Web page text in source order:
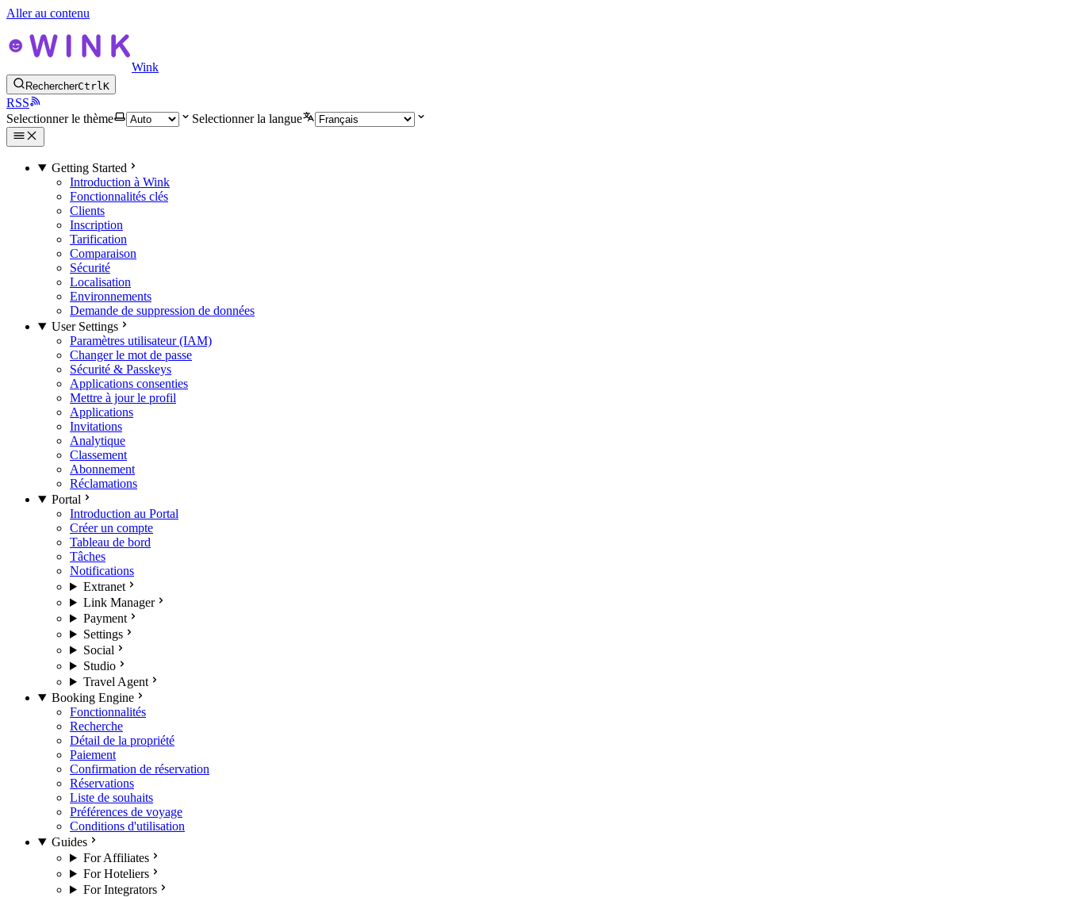
Aller au contenu
Wink
RechercherCtrlK
RSS
Selectionner le thème
Selectionner la langue
Getting Started
Introduction à Wink
Fonctionnalités clés
Clients
Inscription
Tarification
Comparaison
Sécurité
Localisation
Environnements
Demande de suppression de données
User Settings
Paramètres utilisateur (IAM)
Changer le mot de passe
Sécurité & Passkeys
Applications consenties
Mettre à jour le profil
Applications
Invitations
Analytique
Classement
Abonnement
Réclamations
Portal
Introduction au Portal
Créer un compte
Tableau de bord
Tâches
Notifications
Extranet
Link Manager
Payment
Settings
Social
Studio
Travel Agent
Booking Engine
Fonctionnalités
Recherche
Détail de la propriété
Paiement
Confirmation de réservation
Réservations
Liste de souhaits
Préférences de voyage
Conditions d'utilisation
Guides
For Affiliates
For Hoteliers
For Integrators